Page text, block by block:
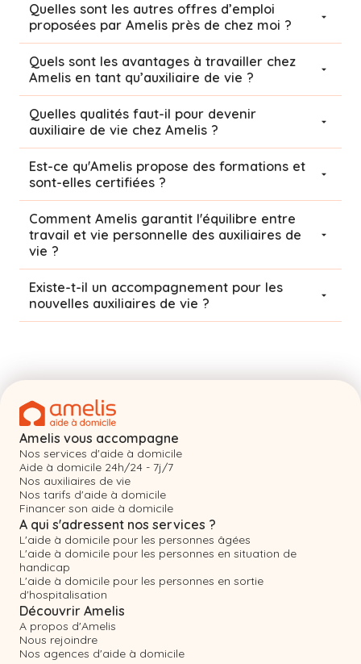
Quelles sont les autres offres d’emploi
proposées par Amelis près de chez moi ?
Quels sont les avantages à travailler chez
Amelis en tant qu’auxiliaire de vie ?
Quelles qualités faut-il pour devenir
auxiliaire de vie chez Amelis ?
Est-ce qu'Amelis propose des formations et
sont-elles certifiées ?
Comment Amelis garantit l'équilibre entre
travail et vie personnelle des auxiliaires de
vie ?
Existe-t-il un accompagnement pour les
nouvelles auxiliaires de vie ?
Amelis vous accompagne
Nos services d'aide à domicile
Aide à domicile 24h/24 - 7j/7
Nos auxiliaires de vie
Nos tarifs d'aide à domicile
Financer son aide à domicile
A qui s'adressent nos services ?
L'aide à domicile pour les personnes âgées
L'aide à domicile pour les personnes en situation de
handicap
L'aide à domicile pour les personnes en sortie
d'hospitalisation
Découvrir Amelis
A propos d'Amelis
Nous rejoindre
Nos agences d'aide à domicile